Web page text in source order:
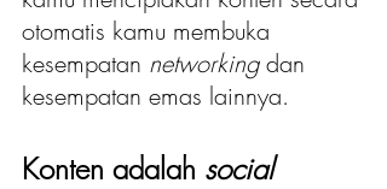
otomatis kamu membuka
kesempatan networking dan
kesempatan emas lainnya.
Konten adalah social